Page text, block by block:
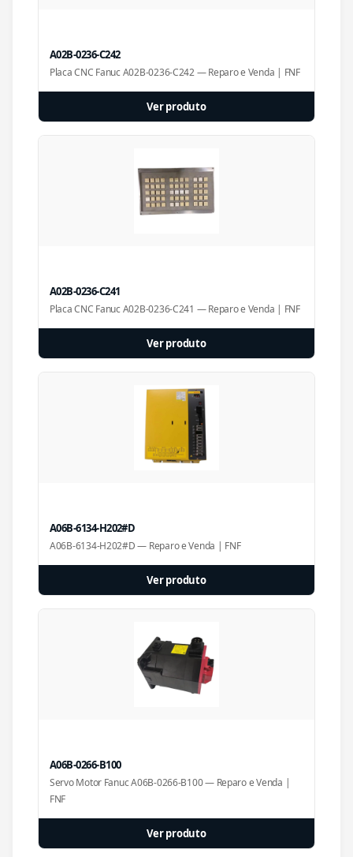
A02B-0236-C242
Placa CNC Fanuc A02B-0236-C242 — Reparo e Venda | FNF
Ver produto
A02B-0236-C241
Placa CNC Fanuc A02B-0236-C241 — Reparo e Venda | FNF
Ver produto
A06B-6134-H202#D
A06B-6134-H202#D — Reparo e Venda | FNF
Ver produto
A06B-0266-B100
Servo Motor Fanuc A06B-0266-B100 — Reparo e Venda |
FNF
Ver produto